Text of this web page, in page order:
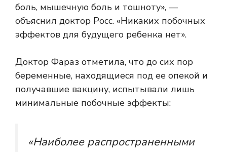
боль, мышечную боль и тошноту», —
объяснил доктор Росс. «Никаких побочных
эффектов для будущего ребенка нет».
Доктор Фараз отметила, что до сих пор
беременные, находящиеся под ее опекой и
получавшие вакцину, испытывали лишь
минимальные побочные эффекты:
«Наиболее распространенными